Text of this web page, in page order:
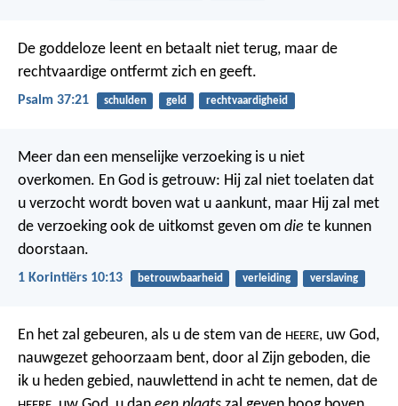
De goddeloze leent en betaalt niet terug, maar de
rechtvaardige ontfermt zich en geeft.
Psalm 37:21 schulden geld rechtvaardigheid
Meer dan een menselijke verzoeking is u niet
overkomen. En God is getrouw: Hij zal niet toelaten dat
u verzocht wordt boven wat u aankunt, maar Hij zal met
de verzoeking ook de uitkomst geven om die te kunnen
doorstaan.
1 Korintiërs 10:13 betrouwbaarheid verleiding verslaving
En het zal gebeuren, als u de stem van de HEERE, uw God,
nauwgezet gehoorzaam bent, door al Zijn geboden, die
ik u heden gebied, nauwlettend in acht te nemen, dat de